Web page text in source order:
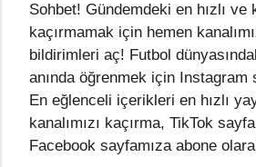
Sohbet! Gündemdeki en hızlı
kaçırmamak için hemen
bildirimleri aç! Futbol
anında öğrenmek için Instagram
En eğlenceli içerikleri en hızlı
kanalımızı kaçırma, TikTok
Facebook sayfamıza abone